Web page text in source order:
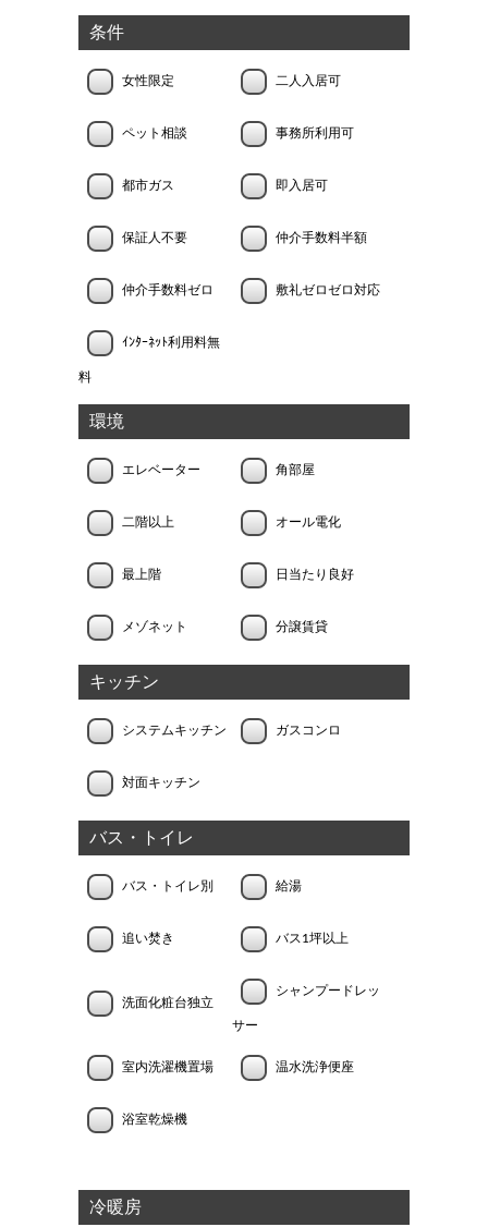
条件
女性限定 二人入居可
ペット相談 事務所利用可
都市ガス 即入居可
保証人不要 仲介手数料半額
仲介手数料ゼロ 敷礼ゼロゼロ対応
ｲﾝﾀｰﾈｯﾄ利用料無
料
環境
エレベーター 角部屋
二階以上 オール電化
最上階 日当たり良好
メゾネット 分譲賃貸
キッチン
システムキッチン ガスコンロ
対面キッチン
バス・トイレ
バス・トイレ別 給湯
追い焚き バス1坪以上
洗面化粧台独立
シャンプードレッ
サー
室内洗濯機置場 温水洗浄便座
浴室乾燥機
冷暖房